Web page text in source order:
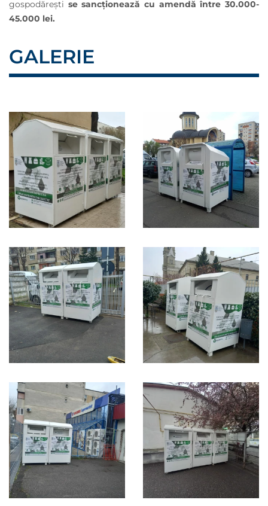
gospodărești se sancționează cu amendă între 30.000-
45.000 lei.
GALERIE